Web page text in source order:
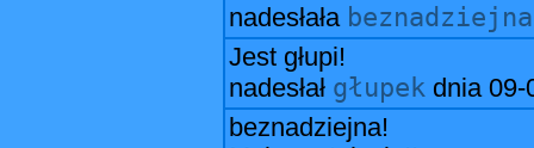
nadesłała beznadziejna
Jest głupi!
nadesłał głupekdnia 09-
beznadziejna!